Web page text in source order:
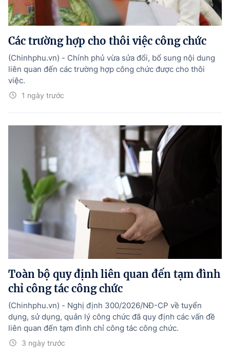
Các trường hợp cho thôi việc công chức
1 ngày trước
(Chinhphu.vn) - Chính phủ vừa sửa đổi, bổ sung nội dung
liên quan đến các trường hợp công chức được cho thôi
việc.
Toàn bộ quy định liên quan đến tạm đình
chỉ công tác công chức
3 ngày trước
(Chinhphu.vn) - Nghị định 300/2026/NĐ-CP về tuyển
dụng, sử dụng, quản lý công chức đã quy định các vấn đề
liên quan đến tạm đình chỉ công tác công chức.